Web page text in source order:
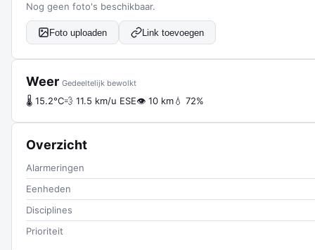
Nog geen foto's beschikbaar.
Foto uploaden Link toevoegen
Weer Gedeeltelijk bewolkt
🌡 15.2°C💨 11.5 km/u ESE👁 10 km💧 72%
Overzicht
Alarmeringen
Eenheden
Disciplines
Prioriteit